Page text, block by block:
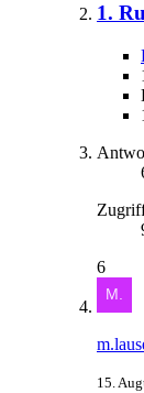
1.
6
15.